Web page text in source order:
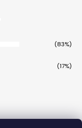
(83%)
(17%)